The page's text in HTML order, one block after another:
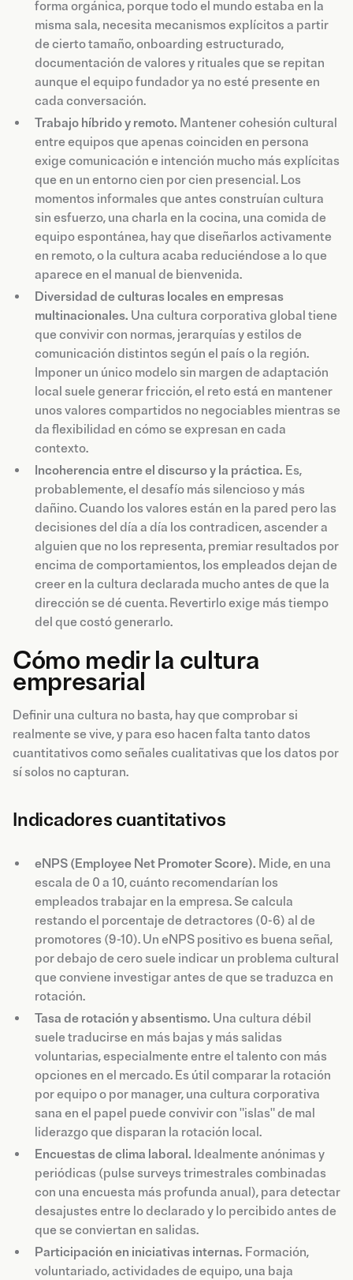
forma orgánica, porque todo el mundo estaba en la
misma sala, necesita mecanismos explícitos a partir
de cierto tamaño, onboarding estructurado,
documentación de valores y rituales que se repitan
aunque el equipo fundador ya no esté presente en
cada conversación.
Trabajo híbrido y remoto. Mantener cohesión cultural
entre equipos que apenas coinciden en persona
exige comunicación e intención mucho más explícitas
que en un entorno cien por cien presencial. Los
momentos informales que antes construían cultura
sin esfuerzo, una charla en la cocina, una comida de
equipo espontánea, hay que diseñarlos activamente
en remoto, o la cultura acaba reduciéndose a lo que
aparece en el manual de bienvenida.
Diversidad de culturas locales en empresas
multinacionales. Una cultura corporativa global tiene
que convivir con normas, jerarquías y estilos de
comunicación distintos según el país o la región.
Imponer un único modelo sin margen de adaptación
local suele generar fricción, el reto está en mantener
unos valores compartidos no negociables mientras se
da flexibilidad en cómo se expresan en cada
contexto.
Incoherencia entre el discurso y la práctica. Es,
probablemente, el desafío más silencioso y más
dañino. Cuando los valores están en la pared pero las
decisiones del día a día los contradicen, ascender a
alguien que no los representa, premiar resultados por
encima de comportamientos, los empleados dejan de
creer en la cultura declarada mucho antes de que la
dirección se dé cuenta. Revertirlo exige más tiempo
del que costó generarlo.
Cómo medir la cultura
empresarial
Definir una cultura no basta, hay que comprobar si
realmente se vive, y para eso hacen falta tanto datos
cuantitativos como señales cualitativas que los datos por
sí solos no capturan.
Indicadores cuantitativos
eNPS (Employee Net Promoter Score). Mide, en una
escala de 0 a 10, cuánto recomendarían los
empleados trabajar en la empresa. Se calcula
restando el porcentaje de detractores (0-6) al de
promotores (9-10). Un eNPS positivo es buena señal,
por debajo de cero suele indicar un problema cultural
que conviene investigar antes de que se traduzca en
rotación.
Tasa de rotación y absentismo. Una cultura débil
suele traducirse en más bajas y más salidas
voluntarias, especialmente entre el talento con más
opciones en el mercado. Es útil comparar la rotación
por equipo o por manager, una cultura corporativa
sana en el papel puede convivir con "islas" de mal
liderazgo que disparan la rotación local.
Encuestas de clima laboral. Idealmente anónimas y
periódicas (pulse surveys trimestrales combinadas
con una encuesta más profunda anual), para detectar
desajustes entre lo declarado y lo percibido antes de
que se conviertan en salidas.
Participación en iniciativas internas. Formación,
voluntariado, actividades de equipo, una baja